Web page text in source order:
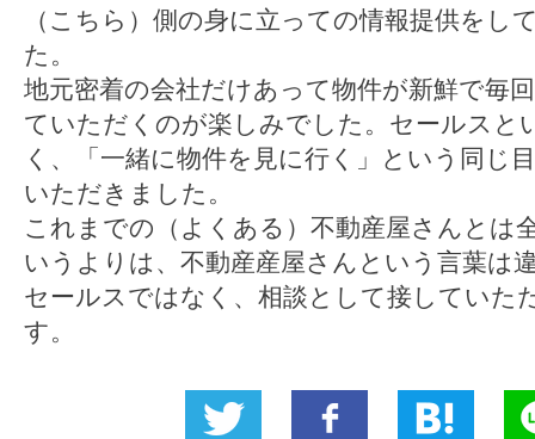
（こちら）側の身に立っての情報提供をし
た。
地元密着の会社だけあって物件が新鮮で毎
ていただくのが楽しみでした。セールスと
く、「一緒に物件を見に行く」という同じ
いただきました。
これまでの（よくある）不動産屋さんとは
いうよりは、不動産産屋さんという言葉は
セールスではなく、相談として接していた
す。